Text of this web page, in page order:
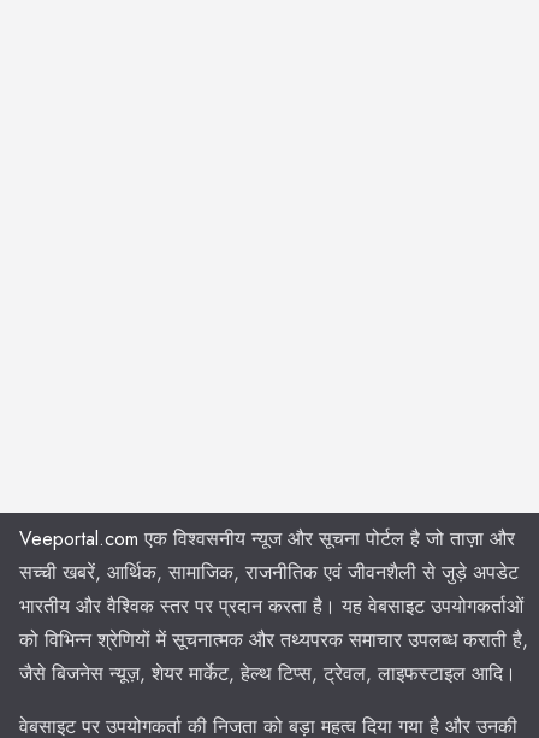
Veeportal.com एक विश्वसनीय न्यूज और सूचना पोर्टल है जो ताज़ा और
सच्ची खबरें, आर्थिक, सामाजिक, राजनीतिक एवं जीवनशैली से जुड़े अपडेट
भारतीय और वैश्विक स्तर पर प्रदान करता है। यह वेबसाइट उपयोगकर्ताओं
को विभिन्न श्रेणियों में सूचनात्मक और तथ्यपरक समाचार उपलब्ध कराती है,
जैसे बिजनेस न्यूज़, शेयर मार्केट, हेल्थ टिप्स, ट्रेवल, लाइफस्टाइल आदि।
वेबसाइट पर उपयोगकर्ता की निजता को बड़ा महत्व दिया गया है और उनकी